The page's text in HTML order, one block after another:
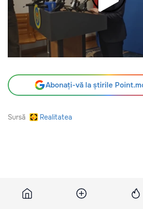
Abonați-vă la știrile
Sursă Realitatea